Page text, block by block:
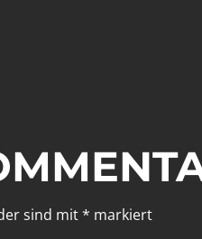
sind mit* markiert